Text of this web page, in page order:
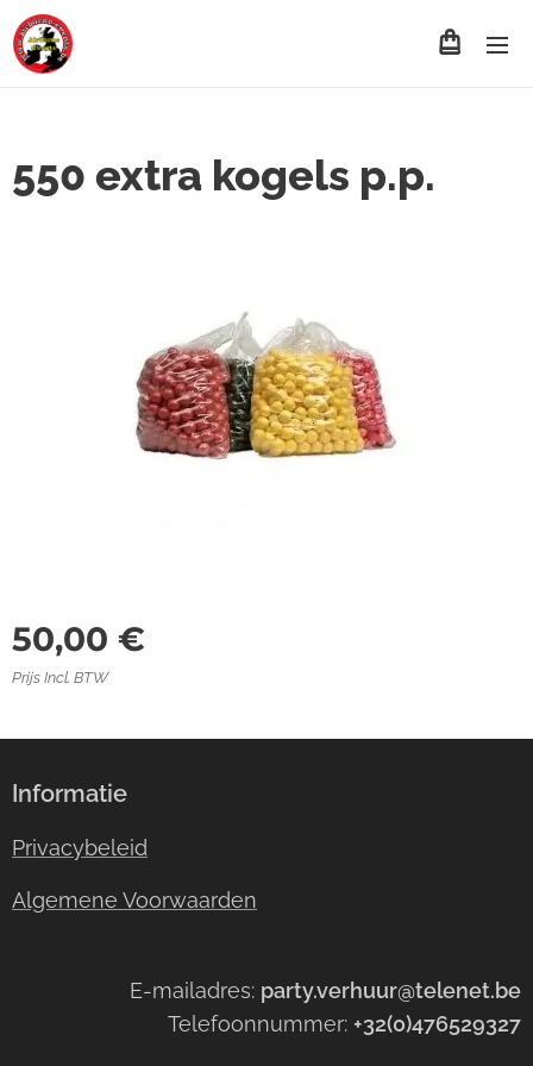
550 extra kogels p.p.
50,00 €
Prijs Incl. BTW
Informatie
Privacybeleid
Algemene Voorwaarden
E-mailadres: party.verhuur@telenet.be
Telefoonnummer: +32(0)476529327